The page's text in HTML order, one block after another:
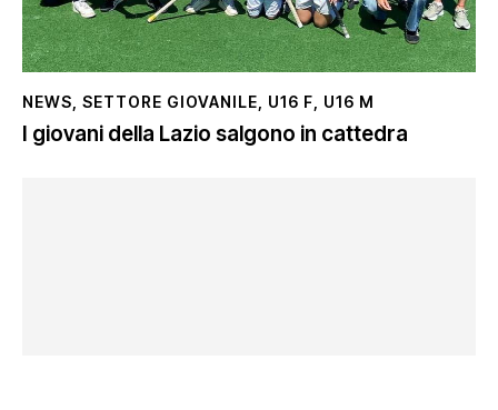
NEWS SETTORE GIOVANILE U16 F U16 M
I giovani della Lazio salgono in cattedra